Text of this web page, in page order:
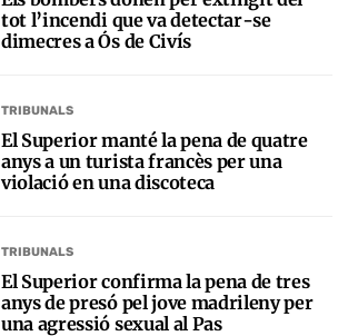
tot l’incendi que va detectar-se
dimecres a Ós de Civís
TRIBUNALS
El Superior manté la pena de quatre
anys a un turista francès per una
violació en una discoteca
TRIBUNALS
El Superior confirma la pena de tres
anys de presó pel jove madrileny per
una agressió sexual al Pas